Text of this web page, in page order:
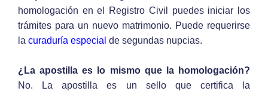
homologación en el Registro Civil puedes iniciar los
trámites para un nuevo matrimonio. Puede requerirse
la curaduría especial de segundas nupcias.
¿La apostilla es lo mismo que la homologación?
No. La apostilla es un sello que certifica la